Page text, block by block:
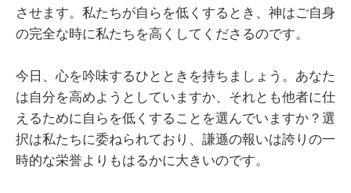
させます。私たちが自らを低くするとき、神はご自身
の完全な時に私たちを高くしてくださるのです。
今日、心を吟味するひとときを持ちましょう。あなた
は自分を高めようとしていますか、それとも他者に仕
えるために自らを低くすることを選んでいますか？選
択は私たちに委ねられており、謙遜の報いは誇りの一
時的な栄誉よりもはるかに大きいのです。